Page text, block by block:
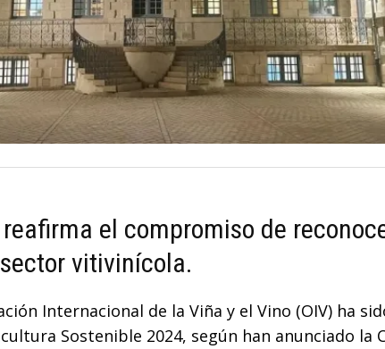
el compromiso de
vitivinícola.
Internacional de la Viña y el Vino (OIV) ha
Sostenible 2024, según han anunciado la